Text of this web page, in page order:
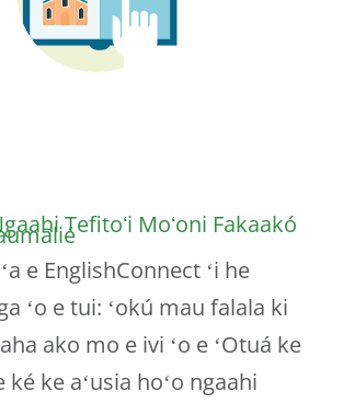
Tefitoʻi Moʻoni Fakaakó
e EnglishConnect ʻi he
ʻo e tui: ʻokú mau falala ki
ako mo e ivi ʻo e ʻOtuá ke
ke aʻusia hoʻo ngaahi